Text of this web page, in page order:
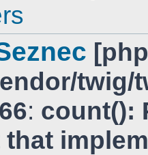
: count():